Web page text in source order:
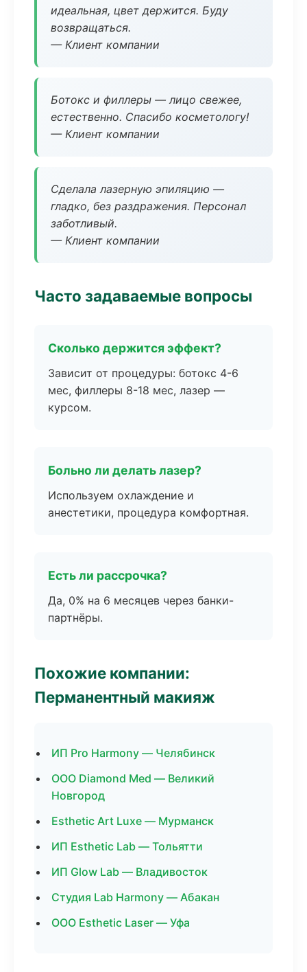
идеальная, цвет держится. Буду
возвращаться.
— Клиент компании
Ботокс и филлеры — лицо свежее,
естественно. Спасибо косметологу!
— Клиент компании
Сделала лазерную эпиляцию —
гладко, без раздражения. Персонал
заботливый.
— Клиент компании
Часто задаваемые вопросы
Сколько держится эффект?
Зависит от процедуры: ботокс 4-6
мес, филлеры 8-18 мес, лазер —
курсом.
Больно ли делать лазер?
Используем охлаждение и
анестетики, процедура комфортная.
Есть ли рассрочка?
Да, 0% на 6 месяцев через банки-
партнёры.
Похожие компании:
Перманентный макияж
ИП Pro Harmony — Челябинск
ООО Diamond Med — Великий
Новгород
Esthetic Art Luxe — Мурманск
ИП Esthetic Lab — Тольятти
ИП Glow Lab — Владивосток
Студия Lab Harmony — Абакан
ООО Esthetic Laser — Уфа